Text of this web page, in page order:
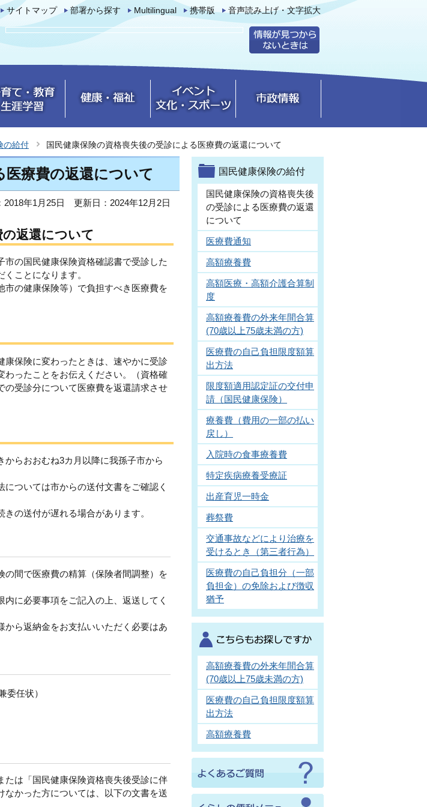
サイトマップ 部署から探す Multilingual 携帯版 音声読み上げ・文字拡大
の給付 国民健康保険の資格喪失後の受診による医療費の返還について
医療費の返還について
2018年1月25日 更新日：2024年12月2日
返還について
の国民健康保険資格確認書で受診した
ことになります。
市の健康保険等）で負担すべき医療費を
康保険に変わったときは、速やかに受診
わったことをお伝えください。（資格確
受診分について医療費を返還請求させ
らおおむね3カ月以降に我孫子市から
ついては市からの送付文書をご確認く
の送付が遅れる場合があります。
間で医療費の精算（保険者間調整）を
に必要事項をご記入の上、返送してく
ら返納金をお支払いいただく必要はあ
委任状）
たは「国民健康保険資格喪失後受診に伴
なかった方については、以下の文書を送
国民健康保険の給付
国民健康保険の資格喪失後
の受診による医療費の返還
について
医療費通知
高額療養費
高額医療・高額介護合算制
度
高額療養費の外来年間合算
(70歳以上75歳未満の方)
医療費の自己負担限度額算
出方法
限度額適用認定証の交付申
請（国民健康保険）
療養費（費用の一部の払い
戻し）
入院時の食事療養費
特定疾病療養受療証
出産育児一時金
葬祭費
交通事故などにより治療を
受けるとき（第三者行為）
医療費の自己負担分（一部
負担金）の免除および徴収
猶予
高額療養費の外来年間合算
(70歳以上75歳未満の方)
医療費の自己負担限度額算
出方法
高額療養費